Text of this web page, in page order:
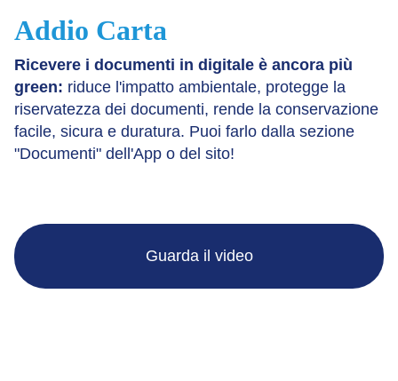
Addio Carta
Ricevere i documenti in digitale è ancora più
green: riduce l'impatto ambientale, protegge la
riservatezza dei documenti, rende la conservazione
facile, sicura e duratura. Puoi farlo dalla sezione
"Documenti" dell'App o del sito!
Guarda il video